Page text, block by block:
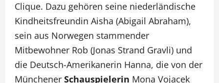
Clique. Dazu gehören seine niederländische
Kindheitsfreundin Aisha (Abigail Abraham),
sein aus Norwegen stammender
Mitbewohner Rob (Jonas Strand Gravli) und
die Deutsch-Amerikanerin Hanna, die von der
Münchener Schauspielerin Mona Vojacek